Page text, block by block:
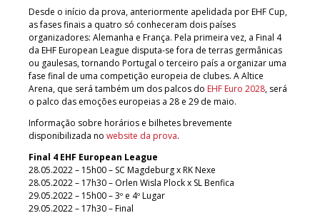
Desde o início da prova, anteriormente apelidada por EHF Cup,
as fases finais a quatro só conheceram dois países
organizadores: Alemanha e França. Pela primeira vez, a Final 4
da EHF European League disputa-se fora de terras germânicas
ou gaulesas, tornando Portugal o terceiro país a organizar uma
fase final de uma competição europeia de clubes. A Altice
Arena, que será também um dos palcos do EHF Euro 2028, será
o palco das emoções europeias a 28 e 29 de maio.
Informação sobre horários e bilhetes brevemente
disponibilizada no website da prova.
Final 4 EHF European League
28.05.2022 – 15h00 – SC Magdeburg x RK Nexe
28.05.2022 – 17h30 – Orlen Wisla Plock x SL Benfica
29.05.2022 – 15h00 – 3º e 4º Lugar
29.05.2022 – 17h30 – Final